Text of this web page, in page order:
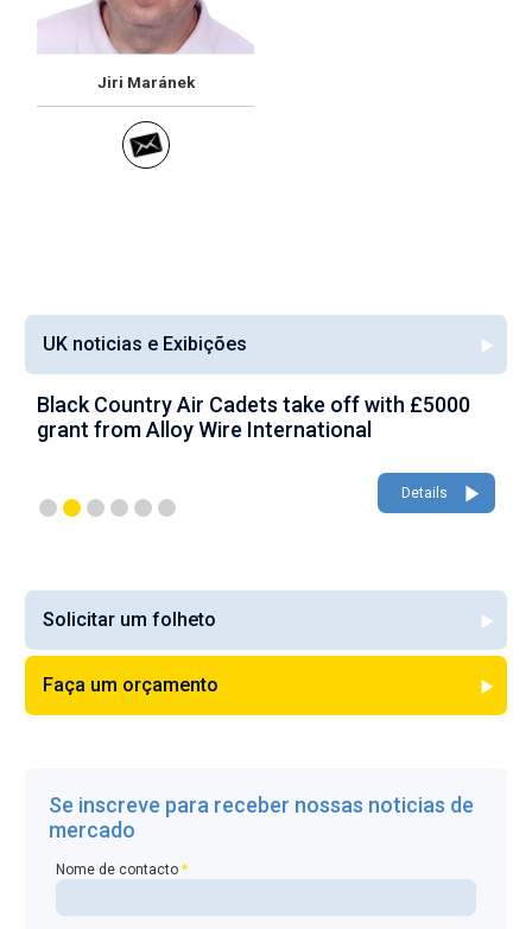
Jiri Maránek
UK noticias e Exibições
Black Country Air Cadets take off with £5000
grant from Alloy Wire International
Details
Solicitar um folheto
Faça um orçamento
Se inscreve para receber nossas noticias de
mercado
Nome de contacto*